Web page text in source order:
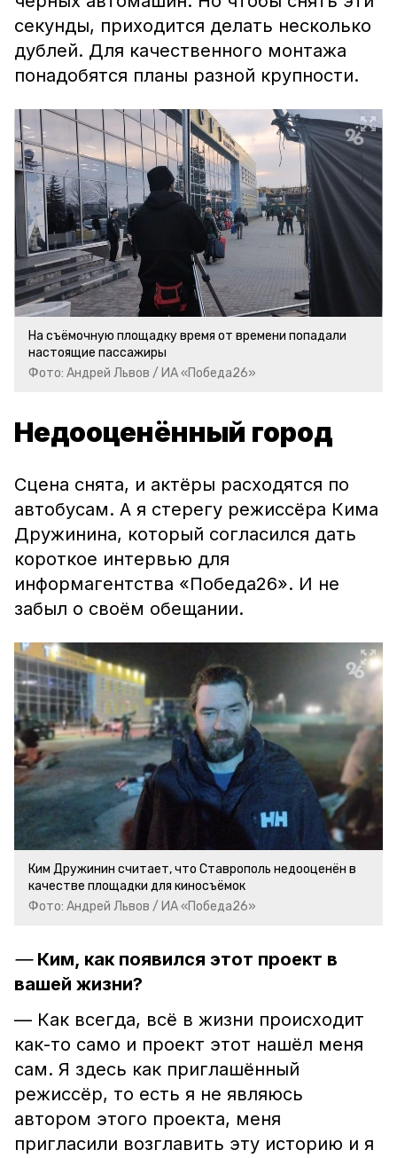
секунды, приходится делать несколько
дублей. Для качественного монтажа
понадобятся планы разной крупности.
На съёмочную площадку время от времени попадали
настоящие пассажиры
Фото: Андрей Львов / ИА «Победа26»
Недооценённый город
Сцена снята, и актёры расходятся по
автобусам. А я стерегу режиссёра Кима
Дружинина, который согласился дать
короткое интервью для
информагентства «Победа26». И не
забыл о своём обещании.
Ким Дружинин считает, что Ставрополь недооценён в
качестве площадки для киносъёмок
Фото: Андрей Львов / ИА «Победа26»
— Ким, как появился этот проект в
вашей жизни?
— Как всегда, всё в жизни происходит
как-то само и проект этот нашёл меня
сам. Я здесь как приглашённый
режиссёр, то есть я не являюсь
автором этого проекта, меня
пригласили возглавить эту историю и я